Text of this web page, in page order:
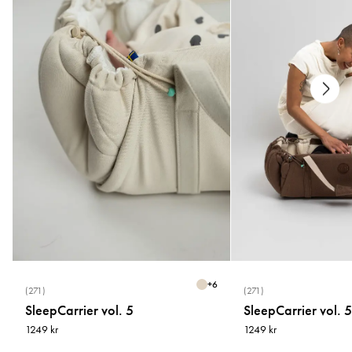
16512:2015, ASTM standard F2236-24 og kinesiske standarder GB/T
35270-2017 og GB 31701-2015.
Pleje
* Vask ved 40°C
* Vask separat og i vaskepose
* Må ikke tørretumbles
* Må ikke renses
* Må ikke bleges eller brug blødgører
Du finder alle brugerinstruktioner i voresbrugervejledningen
Hvordan fungerer de justerbare skydere på
Mirage?
Mirage har justerbare skydere på indersiden af taljebæltet. Brug
skyderne til at justere bredden, efterhånden som dit barn vokser. Gør
sædet smallere til nyfødte for at understøtte en ergonomisk knæ-til-
knæ-position, og udvid det, efterhånden som barnet vokser, for en
komfortabel siddestilling.
Hvad er forskellen på Najells Bæresele?
Er Najells Bæresele ergonomiske?
Ja, alle Najell bæreseler er designet til at være ergonomiske for både
barn og forælder. Når de er korrekt justeret, støtter de barnets naturlige
M-position med støtte fra knæ til knæ, hvilket fremmer en sund
(271) +6
SleepCarrier vol. 5
1249 kr
(271)
SleepCarrier vol. 5
1249 kr